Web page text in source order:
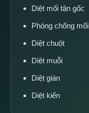
Diệt mối tận gốc
Phòng chống mối
Diệt chuột
Diệt muỗi
Diệt gián
Diệt kiến